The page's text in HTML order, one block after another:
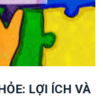
LỢI ÍCH VÀ